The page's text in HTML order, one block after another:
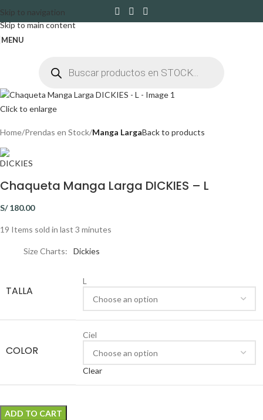
Skip to navigation
Skip to main content
MENU
Click to enlarge
Home Prendas en Stock Manga LargaBack to products
Chaqueta Manga Larga DICKIES – L
S/180.00
19 Items sold in last 3 minutes
Size Charts Dickies
TALLA
L
COLOR
Ciel
Clear
ADD TO CART